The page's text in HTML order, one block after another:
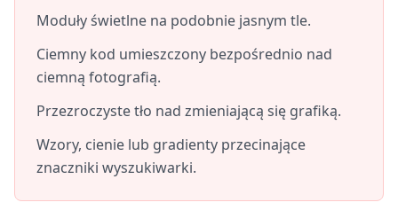
Moduły świetlne na podobnie jasnym tle.
Ciemny kod umieszczony bezpośrednio nad
ciemną fotografią.
Przezroczyste tło nad zmieniającą się grafiką.
Wzory, cienie lub gradienty przecinające
znaczniki wyszukiwarki.